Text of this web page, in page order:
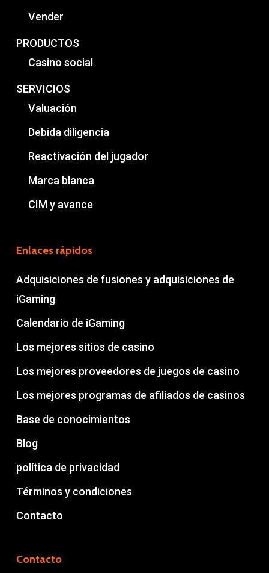
Vender
PRODUCTOS
Casino social
SERVICIOS
Valuación
Debida diligencia
Reactivación del jugador
Marca blanca
CIM y avance
Enlaces rápidos
Adquisiciones de fusiones y adquisiciones de
iGaming
Calendario de iGaming
Los mejores sitios de casino
Los mejores proveedores de juegos de casino
Los mejores programas de afiliados de casinos
Base de conocimientos
Blog
política de privacidad
Términos y condiciones
Contacto
Contacto